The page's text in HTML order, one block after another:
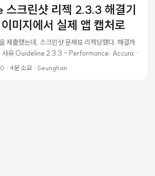
크린샷 리젝 2.3.3 해결기
미지에서 실제 앱 캡처로
제출했는데, 스크린샷 문제로 리젝당했다. 해결까
사유 Guideline 2.3.3 - Performance: Accurate
do not show the actual app in use in
· 4분 소요· Seunghan